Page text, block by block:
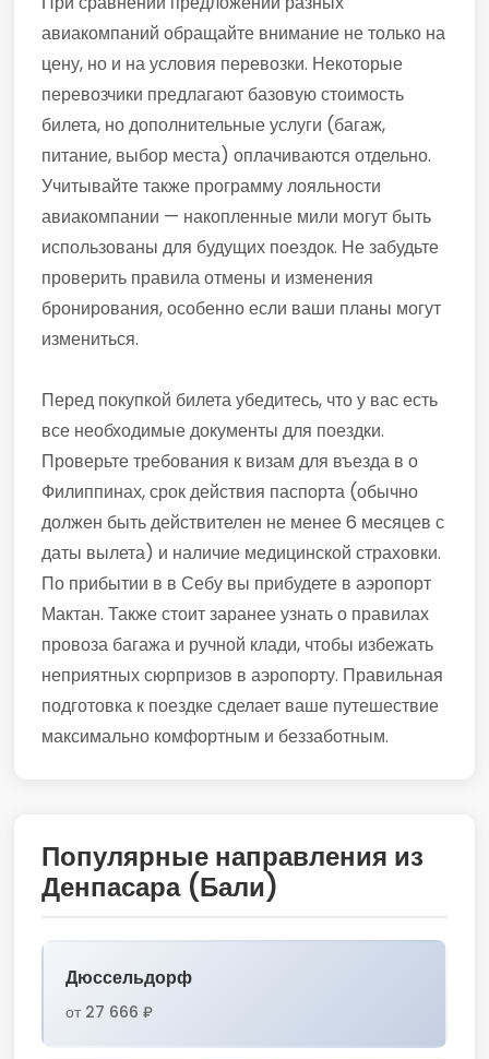
авиакомпаний обращайте внимание не только на
цену, но и на условия перевозки. Некоторые
перевозчики предлагают базовую стоимость
билета, но дополнительные услуги (багаж,
питание, выбор места) оплачиваются отдельно.
Учитывайте также программу лояльности
авиакомпании — накопленные мили могут быть
использованы для будущих поездок. Не забудьте
проверить правила отмены и изменения
бронирования, особенно если ваши планы могут
измениться.
Перед покупкой билета убедитесь, что у вас есть
все необходимые документы для поездки.
Проверьте требования к визам для въезда в о
Филиппинах, срок действия паспорта (обычно
должен быть действителен не менее 6 месяцев с
даты вылета) и наличие медицинской страховки.
По прибытии в в Себу вы прибудете в аэропорт
Мактан. Также стоит заранее узнать о правилах
провоза багажа и ручной клади, чтобы избежать
неприятных сюрпризов в аэропорту. Правильная
подготовка к поездке сделает ваше путешествие
максимально комфортным и беззаботным.
Популярные направления из
Денпасара (Бали)
Дюссельдорф
от 27 666 ₽